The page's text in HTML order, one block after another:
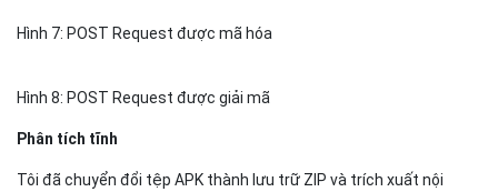
Hình 7: POST Request được mã hóa
Hình 8: POST Request được giải mã
Phân tích tĩnh
Tôi đã chuyển đổi tệp APK thành lưu trữ ZIP và trích xuất nội